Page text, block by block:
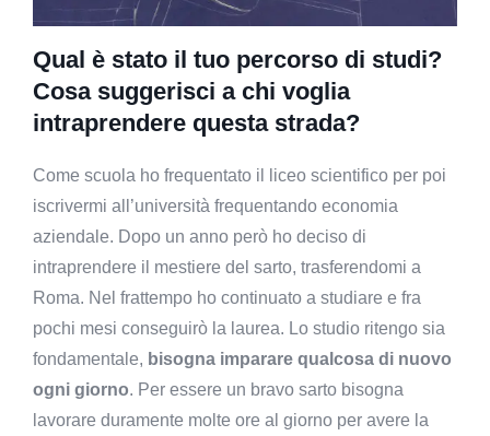
Qual è stato il tuo percorso di studi?
Cosa suggerisci a chi voglia
intraprendere questa strada?
Come scuola ho frequentato il liceo scientifico per poi
iscrivermi all’università frequentando economia
aziendale. Dopo un anno però ho deciso di
intraprendere il mestiere del sarto, trasferendomi a
Roma. Nel frattempo ho continuato a studiare e fra
pochi mesi conseguirò la laurea. Lo studio ritengo sia
fondamentale, bisogna imparare qualcosa di nuovo
ogni giorno. Per essere un bravo sarto bisogna
lavorare duramente molte ore al giorno per avere la